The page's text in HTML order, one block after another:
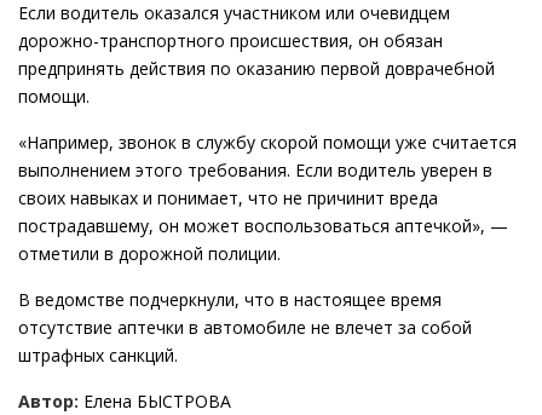
Если водитель оказался участником или очевидцем
дорожно-транспортного происшествия, он обязан
предпринять действия по оказанию первой доврачебной
помощи.
«Например, звонок в службу скорой помощи уже считается
выполнением этого требования. Если водитель уверен в
своих навыках и понимает, что не причинит вреда
пострадавшему, он может воспользоваться аптечкой», —
отметили в дорожной полиции.
В ведомстве подчеркнули, что в настоящее время
отсутствие аптечки в автомобиле не влечет за собой
штрафных санкций.
Автор: Елена БЫСТРОВА